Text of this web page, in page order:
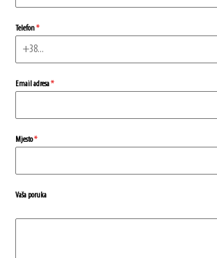
Telefon*
Email adresa*
Mjesto*
Vaša poruka